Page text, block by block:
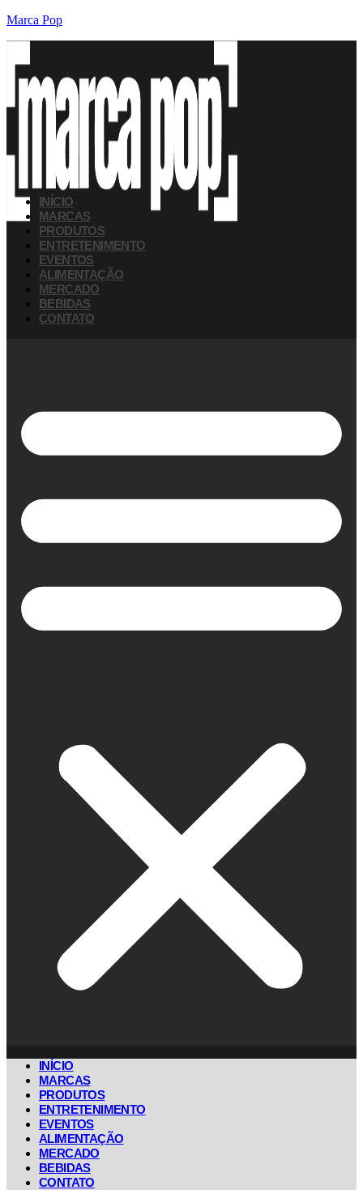
Marca Pop
INÍCIO
MARCAS
PRODUTOS
ENTRETENIMENTO
EVENTOS
ALIMENTAÇÃO
MERCADO
BEBIDAS
CONTATO
INÍCIO
MARCAS
PRODUTOS
ENTRETENIMENTO
EVENTOS
ALIMENTAÇÃO
MERCADO
BEBIDAS
CONTATO